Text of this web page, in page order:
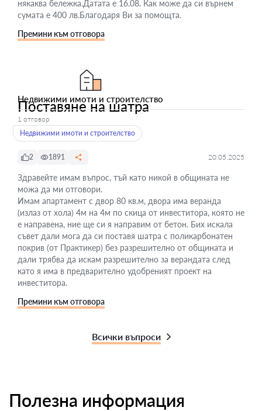
някаква бележка.Датата е 16.08. Как може да си върнем
сумата е 400 лв.Благодаря Ви за помощта.
Премини към отговора
Недвижими имоти и строителство
Поставяне на шатра
1 отговор
Недвижими имоти и строителство
2 1891 20.05.2025
Здравейте имам въпрос, тъй като никой в общината не
можа да ми отговори.
Имам апартамент с двор 80 кв.м, двора има веранда
(излаз от хола) 4м на 4м по скица от инвеститора, която не
е направена, ние ще си я направим от бетон. Бих искала
съвет дали мога да си поставя шатра с поликарбонатен
покрив (от Практикер) без разрешително от общината и
дали трябва да искам разрешително за верандата след
като я има в предварително удобреният проект на
инвеститора.
Премини към отговора
Всички въпроси
Полезна информация